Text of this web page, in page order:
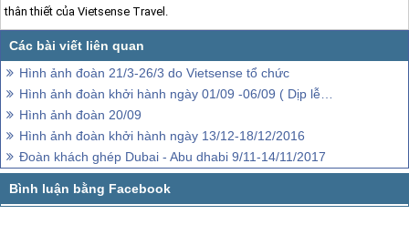
thân thiết của Vietsense Travel.
Hình ảnh đoàn 21/3-26/3 do Vietsense tổ chức
Hình ảnh đoàn khởi hành ngày 01/09 -06/09 ( Dịp lễ Quốc Khánh)
Hình ảnh đoàn 20/09
Hình ảnh đoàn khởi hành ngày 13/12-18/12/2016
Đoàn khách ghép Dubai - Abu dhabi 9/11-14/11/2017